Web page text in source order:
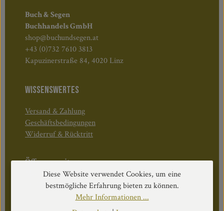
Buch & Segen
Buchhandels GmbH
shop@buchundsegen.at
+43 (0)732 7610 3813
Kapuzinerstraße 84, 4020 Linz
WISSENSWERTES
Versand & Zahlung
Geschäftsbedingungen
Widerruf & Rücktritt
Öffnungszeiten:
Mo–Do: 08:30–17:00 Uhr
Fr: 08:30–12:30 Uhr
Diese Website verwendet Cookies, um eine
bestmögliche Erfahrung bieten zu können.
Mehr Informationen ...